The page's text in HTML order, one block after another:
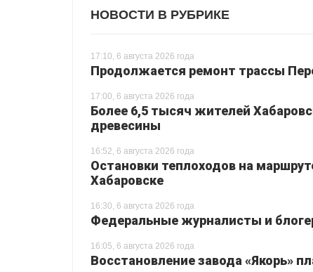
НОВОСТИ В РУБРИКЕ
17:10, 6 августа 2026 года
Продолжается ремонт трассы
17:00, 6 августа 2026 года
Более 6,5 тысяч жителей
древесины
16:52, 6 августа 2026 года
Остановки теплоходов на
Хабаровске
16:30, 6 августа 2026 года
Федеральные журналисты и
16:05, 6 августа 2026 года
Восстановление завода «Якорь»